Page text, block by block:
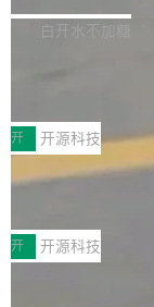
个主 agent 循环，
库，并将作为
MPComm将作为一
ENT，实现零拷贝
传输性能最高提升5
于自研UCL-
持续开源更多基于
件。 腾讯网平团队
个独立于业务线程
白开水不加糖
型案例入选名单》，
开源 AI 编程平台
创新与落地成效成
助力企业AI研发安
经开始引入 AI
型或企业内部部署
Coding 从个人辅
开 开源科技
深信服AI算力网关
前不久，工业和信
智能应用典型案例
各领域的应用成果
产品应用、支撑保
开 开源科技
Jeff Dean 离开